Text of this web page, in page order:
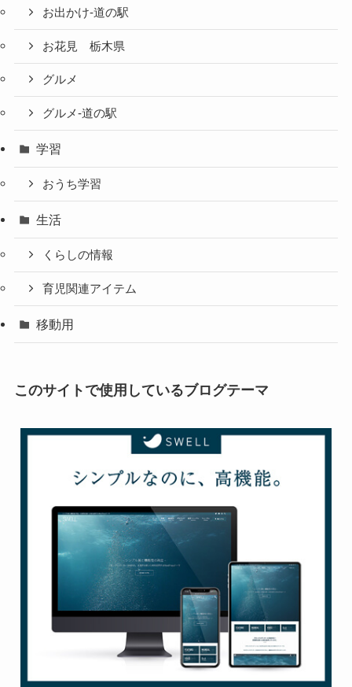
お出かけ-道の駅
お花見 栃木県
グルメ
グルメ-道の駅
学習
おうち学習
生活
くらしの情報
育児関連アイテム
移動用
このサイトで使用しているブログテーマ